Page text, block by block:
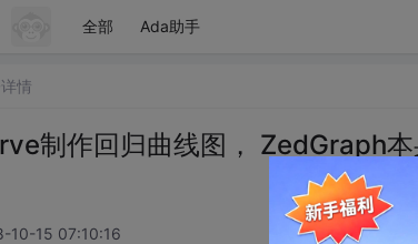
全部 Ada助手
情
制作回归曲线图， ZedGraph本
10-15 07:10:16